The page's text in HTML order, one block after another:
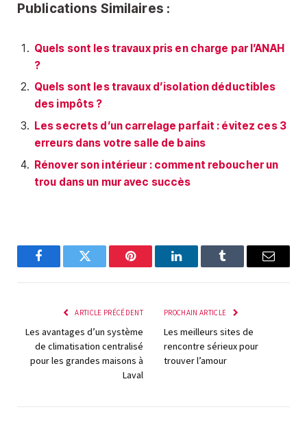
Publications Similaires :
Quels sont les travaux pris en charge par l’ANAH
?
Quels sont les travaux d’isolation déductibles
des impôts ?
Les secrets d’un carrelage parfait : évitez ces 3
erreurs dans votre salle de bains
Rénover son intérieur : comment reboucher un
trou dans un mur avec succès
FacebookTwitter Pinterest LinkedInTumblr
E-
ARTICLE PRÉCÉDENT
Les avantages d’un système
de climatisation centralisé
pour les grandes maisons à
Laval
PROCHAIN ARTICLE
Les meilleurs sites de
rencontre sérieux pour
trouver l’amour